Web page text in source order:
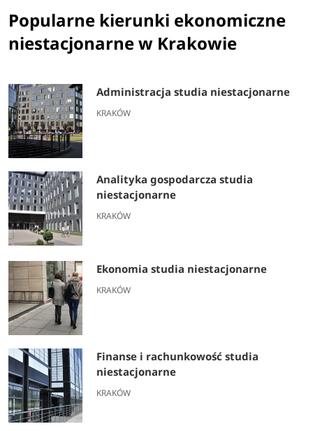
Popularne kierunki ekonomiczne
niestacjonarne w Krakowie
Administracja studia niestacjonarne
KRAKÓW
Analityka gospodarcza studia
niestacjonarne
KRAKÓW
Ekonomia studia niestacjonarne
KRAKÓW
Finanse i rachunkowość studia
niestacjonarne
KRAKÓW